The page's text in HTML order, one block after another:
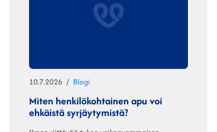
Julkaistu
10.7.2026 Kategoriat
Blogi
Miten henkilökohtainen apu voi
ehkäistä syrjäytymistä?